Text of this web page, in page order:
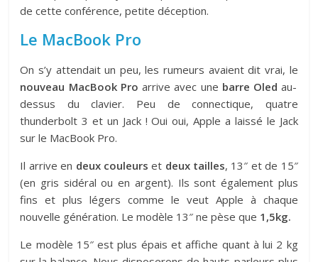
de cette conférence, petite déception.
Le MacBook Pro
On s’y attendait un peu, les rumeurs avaient dit vrai, le
nouveau MacBook Pro arrive avec une barre Oled au-
dessus du clavier. Peu de connectique, quatre
thunderbolt 3 et un Jack ! Oui oui, Apple a laissé le Jack
sur le MacBook Pro.
Il arrive en deux couleurs et deux tailles, 13″ et de 15″
(en gris sidéral ou en argent). Ils sont également plus
fins et plus légers comme le veut Apple à chaque
nouvelle génération. Le modèle 13″ ne pèse que 1,5kg.
Le modèle 15″ est plus épais et affiche quant à lui 2 kg